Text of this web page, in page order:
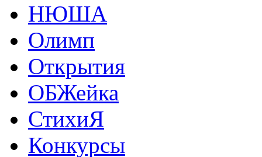
НЮША
Олимп
Открытия
ОБЖейка
СтихиЯ
Конкурсы